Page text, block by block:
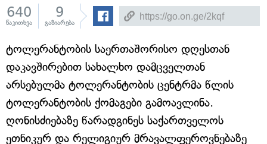
640
წაკითხვა
9
გაზიარება
ტოლერანტობის საერთაშორისო დღესთან
დაკავშირებით სახალხო დამცველთან
არსებულმა ტოლერანტობის ცენტრმა წლის
ტოლერანტობის ქომაგები გამოავლინა.
ღონისძიებაზე წარადგინეს საქართველოს
ეთნიკურ და რელიგიურ მრავალფეროვნებაზე